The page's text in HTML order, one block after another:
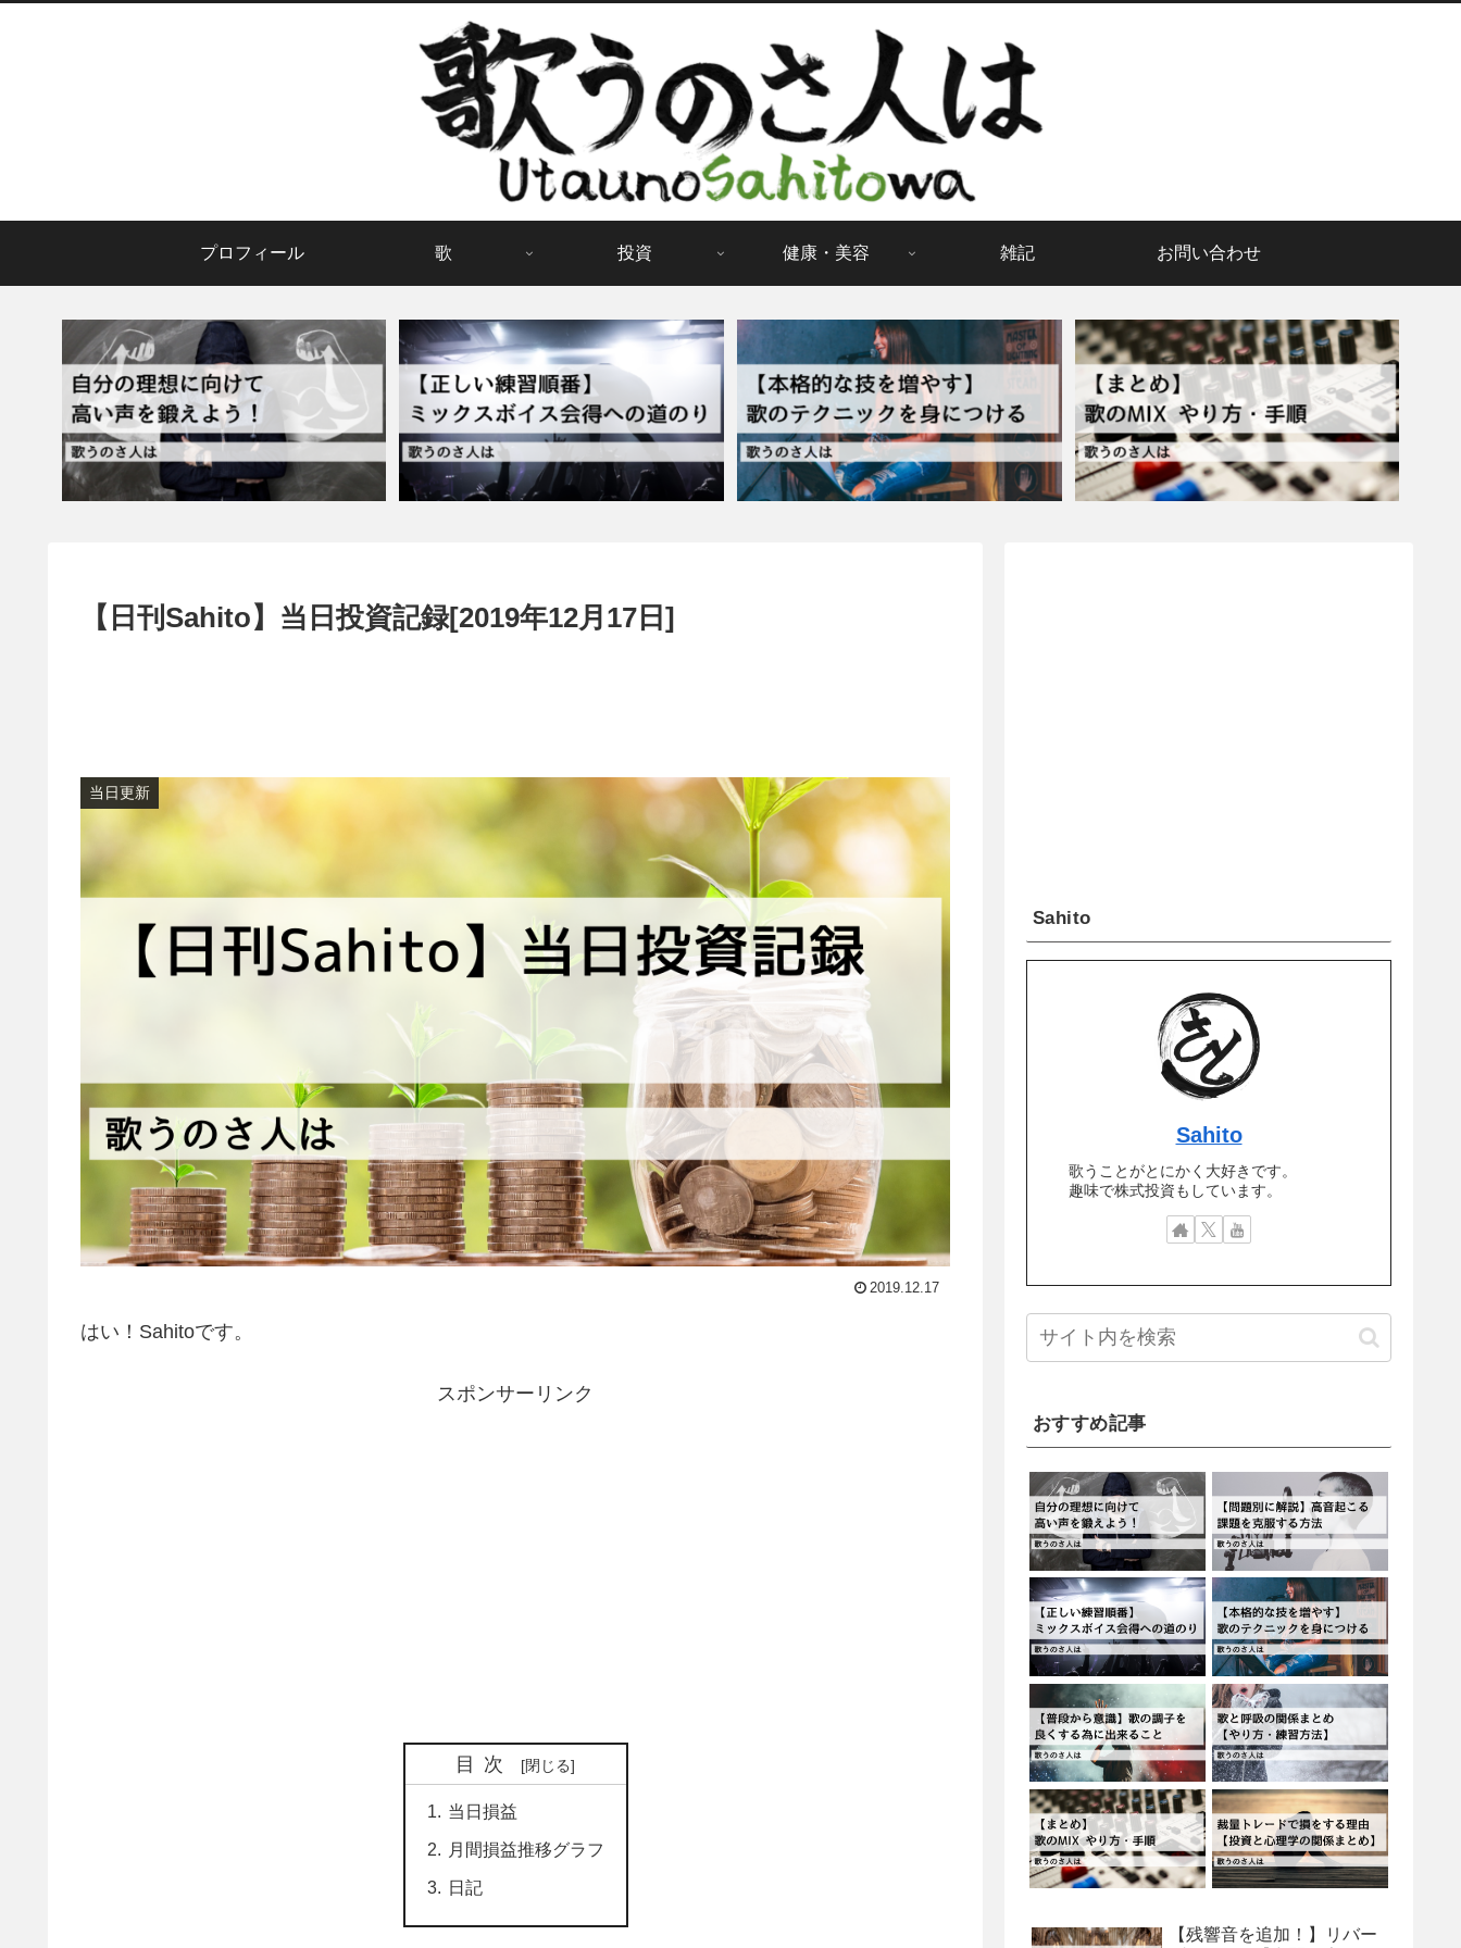
プロフィール 歌 投資 健康・美容 雑記 お問い合わせ
【日刊Sahito】当日投資記録[2019年12月17日]
当日更新
2019.12.17
はい！Sahitoです。
スポンサーリンク
目次
当日損益
月間損益推移グラフ
日記
Sahito
Sahito
歌うことがとにかく大好きです。
趣味で株式投資もしています。
おすすめ記事
【残響音を追加！】リバー